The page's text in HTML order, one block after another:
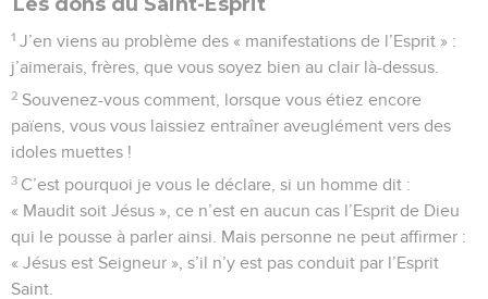
1 J’en viens au problème des « manifestations de l’Esprit » :
j’aimerais, frères, que vous soyez bien au clair là-dessus.
2 Souvenez-vous comment, lorsque vous étiez encore
païens, vous vous laissiez entraîner aveuglément vers des
idoles muettes !
3 C’est pourquoi je vous le déclare, si un homme dit :
« Maudit soit Jésus », ce n’est en aucun cas l’Esprit de Dieu
qui le pousse à parler ainsi. Mais personne ne peut affirmer :
« Jésus est Seigneur », s’il n’y est pas conduit par l’Esprit
Saint.